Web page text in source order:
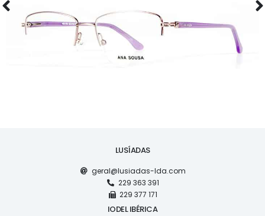
LUSÍADAS
geral@lusiadas-lda.com
229 363 391
229 377 171
IODEL IBÉRICA